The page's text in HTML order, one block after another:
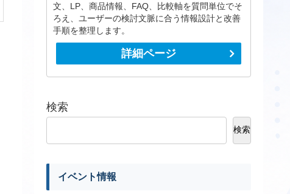
文、LP、商品情報、FAQ、比較軸を質問単位でそ
ろえ、ユーザーの検討文脈に合う情報設計と改善
手順を整理します。
詳細ページ
検索
検索
イベント情報